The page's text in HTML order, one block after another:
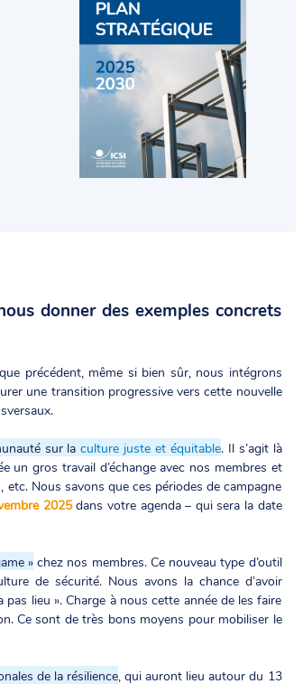
donner des exemples concrets
précédent, même si bien sûr, nous intégrons
une transition progressive vers cette nouvelle
sur laculture juste et équitable. Il s’agit là
un gros travail d’échange avec nos membres et
Nous savons que ces périodes de campagne
2025dans votre agenda – qui sera la date
»chez nos membres. Ce nouveau type d’outil
de sécurité. Nous avons la chance d’avoir
lieu ». Charge à nous cette année de les faire
Ce sont de très bons moyens pour mobiliser le
de la résilience , qui auront lieu autour du 13